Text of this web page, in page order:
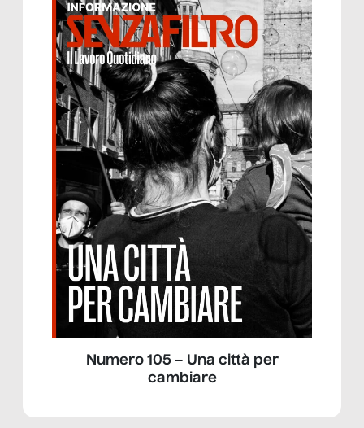
Numero 105 – Una città per
cambiare